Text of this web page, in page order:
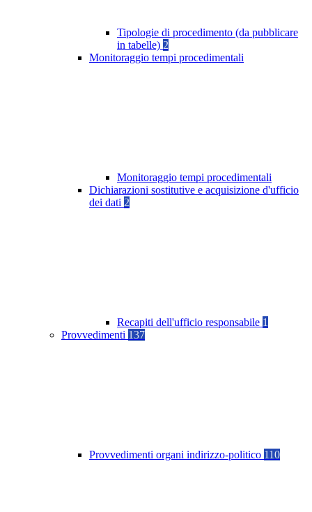
Tipologie di procedimento (da pubblicare
in tabelle) 2
Monitoraggio tempi procedimentali
Monitoraggio tempi procedimentali
Dichiarazioni sostitutive e acquisizione d'ufficio
dei dati 2
Recapiti dell'ufficio responsabile 1
Provvedimenti 137
Provvedimenti organi indirizzo-politico 110